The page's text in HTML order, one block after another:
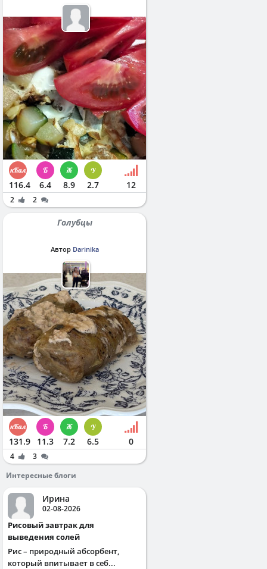
116.4 6.4 8.9 2.7 12
2 2
Голубцы
Автор Darinika
131.9 11.3 7.2 6.5 0
4
3
Интересные блоги
Ирина
02-08-2026
Рисовый завтрак для
выведения солей
Рис – природный абсорбент,
который впитывает в себ...